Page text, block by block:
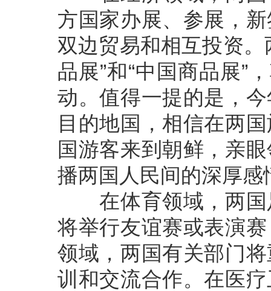
方国家办展、参展，
双边贸易和相互投资
品展”和“中国商品展”
动。值得一提的是，
目的地国，相信在两
国游客来到朝鲜，亲
播两国人民间的深厚感
在体育领域，两国
将举行友谊赛或表演
领域，两国有关部门
训和交流合作。在医